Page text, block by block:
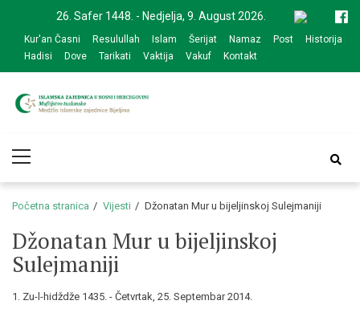
navigation
content
26. Safer 1448. - Nedjelja, 9. August 2026.
Kur'an Časni Resulullah Islam Šerijat Namaz Post
Historija
Hadisi
Dove Tarikati Vaktija Vakuf Kontakt
zajednice Bijeljina
Menu
Početna stranica Vijesti Džonatan Mur u bijeljinskoj Sulejmaniji
Džonatan Mur u bijeljinskoj
Sulejmaniji
1. Zu-l-hidždže 1435. - Četvrtak, 25. Septembar 2014.